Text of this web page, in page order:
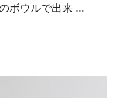
ボウルで出来 …